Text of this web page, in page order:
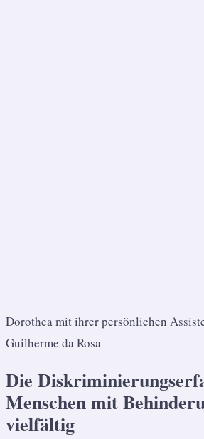
Dorothea mit ihrer persönlichen
Guilherme da Rosa
Die
Menschen mit
vielfältig